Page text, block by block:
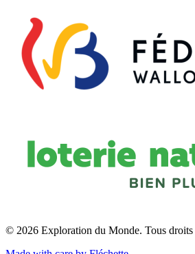
© 2026 Exploration du Monde. Tous droits